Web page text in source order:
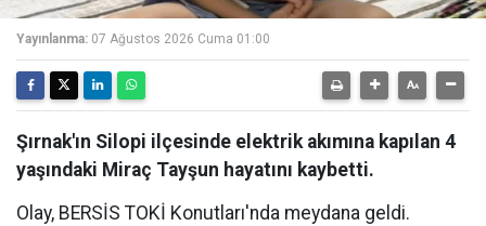
Yayınlanma: 07 Ağustos 2026 Cuma 01:00
Şırnak'ın Silopi ilçesinde elektrik akımına kapılan 4
yaşındaki Miraç Tayşun hayatını kaybetti.
Olay, BERSİS TOKİ Konutları'nda meydana geldi.